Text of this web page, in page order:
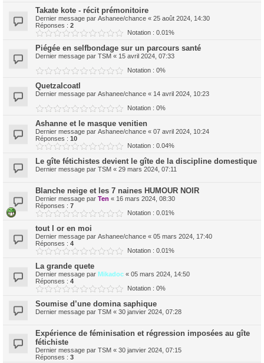
Takate kote - récit prémonitoire
Dernier message par Ashanee/chance « 25 août 2024, 14:30
Réponses : 2
Notation : 0.01%
Piégée en selfbondage sur un parcours santé
Dernier message par TSM « 15 avril 2024, 07:33
Notation : 0%
Quetzalcoatl
Dernier message par Ashanee/chance « 14 avril 2024, 10:23
Notation : 0%
Ashanne et le masque venitien
Dernier message par Ashanee/chance « 07 avril 2024, 10:24
Réponses : 10
Notation : 0.04%
Le gîte fétichistes devient le gîte de la discipline domestique
Dernier message par TSM « 29 mars 2024, 07:11
Blanche neige et les 7 naines HUMOUR NOIR
Dernier message par Ten « 16 mars 2024, 08:30
Réponses : 7
Notation : 0.01%
tout l or en moi
Dernier message par Ashanee/chance « 05 mars 2024, 17:40
Réponses : 4
Notation : 0.01%
La grande quete
Dernier message par Mikadoc « 05 mars 2024, 14:50
Réponses : 4
Notation : 0%
Soumise d’une domina saphique
Dernier message par TSM « 30 janvier 2024, 07:28
Expérience de féminisation et régression imposées au gîte
fétichiste
Dernier message par TSM « 30 janvier 2024, 07:15
Réponses : 3